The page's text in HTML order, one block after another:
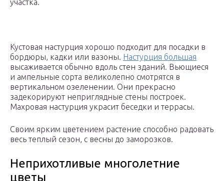
участка.
Кустовая настурция хорошо подходит для посадки в
бордюры, кадки или вазоны. Настурция большая
высаживается обычно вдоль стен зданий. Вьющиеся
и ампельные сорта великолепно смотрятся в
вертикальном озеленении. Они прекрасно
задекорируют неприглядные стены построек.
Махровая настурция украсит беседки и террасы.
Своим ярким цветением растение способно радовать
весь теплый сезон, с весны до заморозков.
Неприхотливые многолетние
цветы